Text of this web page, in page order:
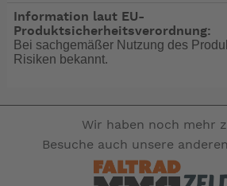
• Schützt das Ansaugsystem Ihres
• Perfekt für die Winterlagerung.
• Lieferbar in verschiedenen Grössen
Information laut EU-
Produktsicherheitsverordnung:
Bei sachgemäßer Nutzung des
Risiken bekannt.
Wir haben noch mehr
Besuche auch unsere